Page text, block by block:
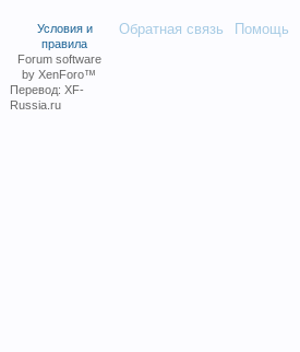
Обратная связь Помощь
Условия и
правила
Forum software
by XenForo™
Перевод: XF-
Russia.ru